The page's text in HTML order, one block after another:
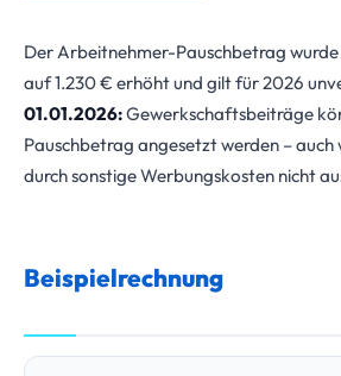
Der Arbeitnehmer-Pauschbetrag
auf 1.230 € erhöht und gilt für 2026
01.01.2026:Gewerkschaftsbeiträge
Pauschbetrag angesetzt werden – auch
durch sonstige Werbungskosten nicht
Beispielrechnung